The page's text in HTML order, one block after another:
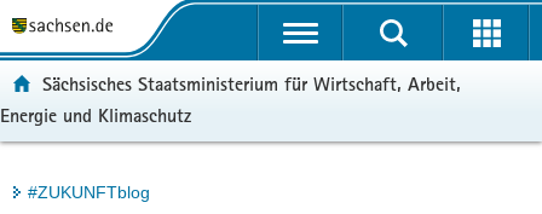
t
a
l
u
p
t
e
r
v
Portalübergreifende
Sächsisches Staatsministerium für Wirtschaft, Arbeit,
Energie und Klimaschutz
Hauptinhalt
#ZUKUNFTblog